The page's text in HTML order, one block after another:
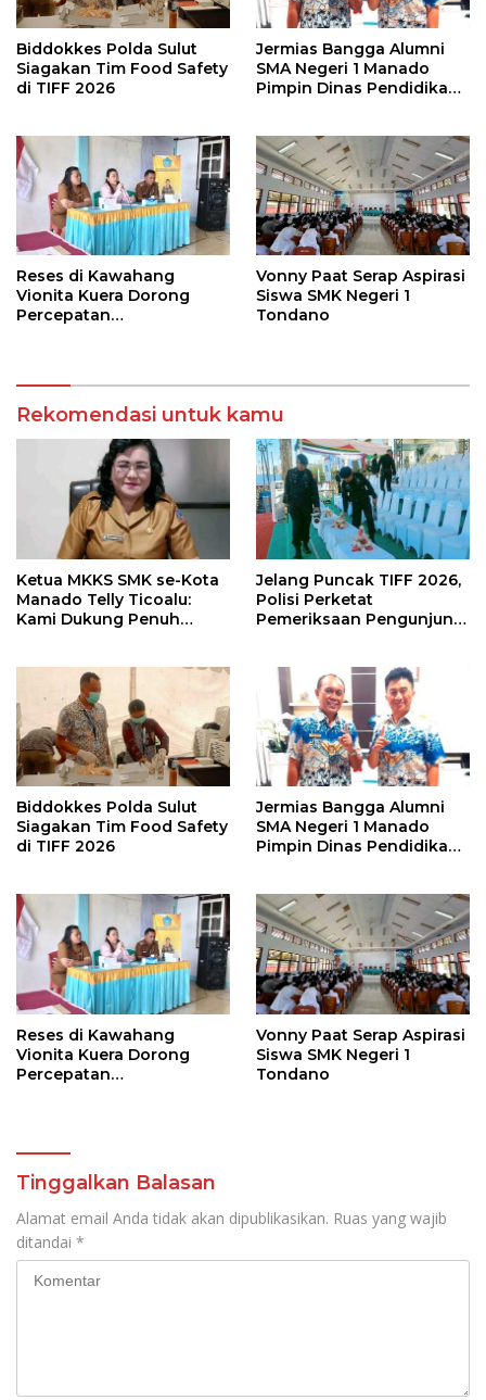
Biddokkes Polda Sulut
Siagakan Tim Food Safety
di TIFF 2026
Jermias Bangga Alumni
SMA Negeri 1 Manado
Pimpin Dinas Pendidikan
Reses di Kawahang
Vionita Kuera Dorong
Percepatan
Vonny Paat Serap Aspirasi
Siswa SMK Negeri 1
Tondano
Rekomendasi untuk kamu
Ketua MKKS SMK se-Kota
Manado Telly Ticoalu:
Kami Dukung Penuh
Rondonuwu
Jelang Puncak TIFF 2026,
Polisi Perketat
Pemeriksaan Pengunjung
Biddokkes Polda Sulut
Siagakan Tim Food Safety
di TIFF 2026
Jermias Bangga Alumni
SMA Negeri 1 Manado
Pimpin Dinas Pendidikan
Reses di Kawahang
Vionita Kuera Dorong
Percepatan
Vonny Paat Serap Aspirasi
Siswa SMK Negeri 1
Tondano
Tinggalkan Balasan
Alamat email Anda tidak akan dipublikasikan. Ruas yang wajib
ditandai *